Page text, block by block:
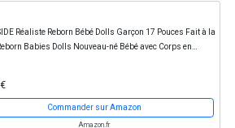
Réaliste Reborn Bébé Dolls Garçon 17 Pouces Fait à la
Babies Dolls Nouveau-né Bébé avec Corps en
Commander sur Amazon
Amazon.fr